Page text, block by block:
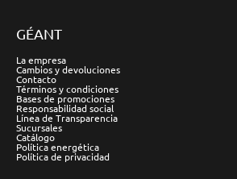
GÉANT
La empresa
Cambios y devoluciones
Contacto
Términos y condiciones
Bases de promociones
Responsabilidad social
Línea de Transparencia
Sucursales
Catálogo
Política energética
Política de privacidad